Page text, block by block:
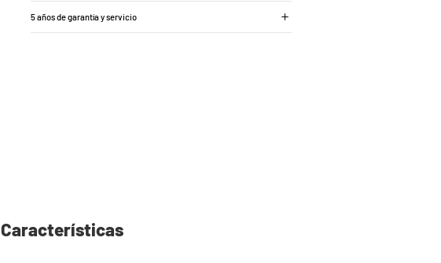
5 años de garantía y servicio
Características